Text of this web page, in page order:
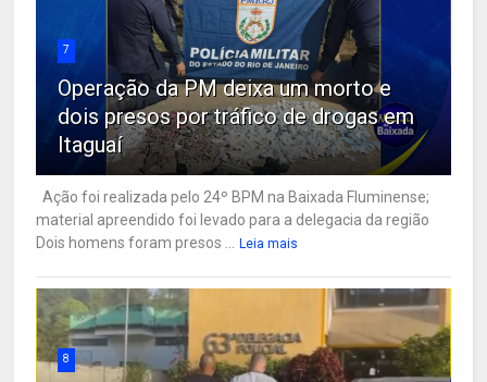
7
Operação da PM deixa um morto e
dois presos por tráfico de drogas em
Itaguaí
Ação foi realizada pelo 24º BPM na Baixada Fluminense;
material apreendido foi levado para a delegacia da região
Dois homens foram presos ...
Leia mais
8